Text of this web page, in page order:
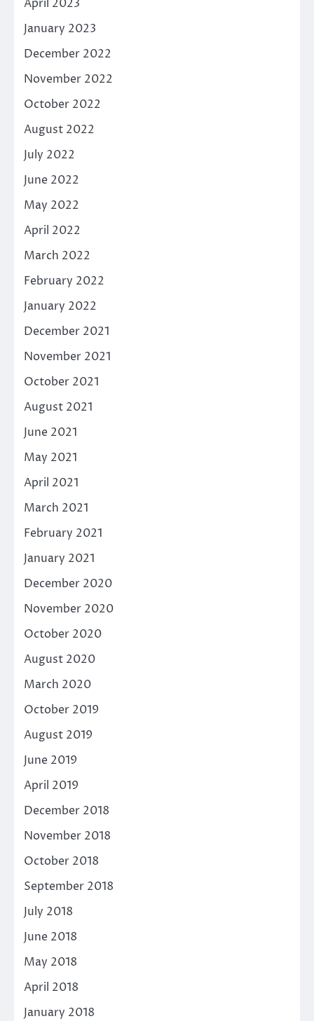
April 2023
January 2023
December 2022
November 2022
October 2022
August 2022
July 2022
June 2022
May 2022
April 2022
March 2022
February 2022
January 2022
December 2021
November 2021
October 2021
August 2021
June 2021
May 2021
April 2021
March 2021
February 2021
January 2021
December 2020
November 2020
October 2020
August 2020
March 2020
October 2019
August 2019
June 2019
April 2019
December 2018
November 2018
October 2018
September 2018
July 2018
June 2018
May 2018
April 2018
January 2018